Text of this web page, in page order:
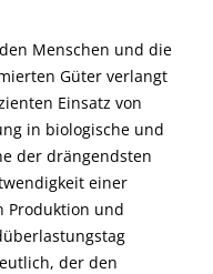
Menschen und die
Güter verlangt
Einsatz von
in biologische und
der drängendsten
einer
Produktion und
der den